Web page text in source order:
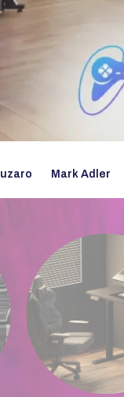
Mark Adler